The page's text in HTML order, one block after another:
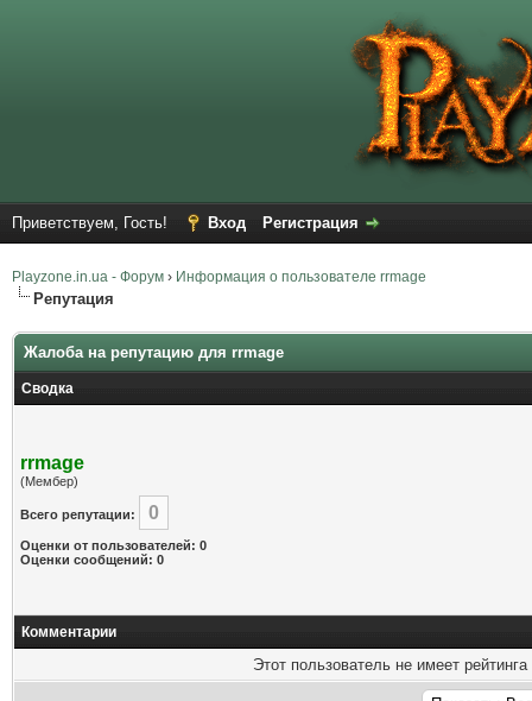
Приветствуем, Гость! Вход Регистрация
Playzone.in.ua - Форум › Информация о пользователе rrmage
Репутация
Жалоба на репутацию для rrmage
Сводка
rrmage
(Мембер)
Всего репутации: 0
Оценки от пользователей: 0
Оценки сообщений: 0
Комментарии
Этот пользователь не имеет